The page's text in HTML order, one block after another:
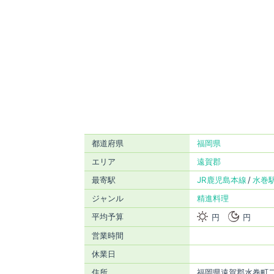
都道府県
福岡県
エリア
遠賀郡
最寄駅
JR鹿児島本線
水巻
ジャンル
精進料理
平均予算
円
円
営業時間
休業日